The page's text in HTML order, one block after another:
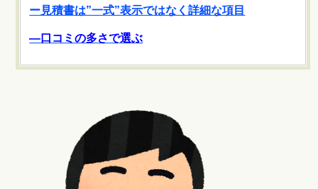
ー見積書は”一式”表示ではなく詳細な項目
―口コミの多さで選ぶ